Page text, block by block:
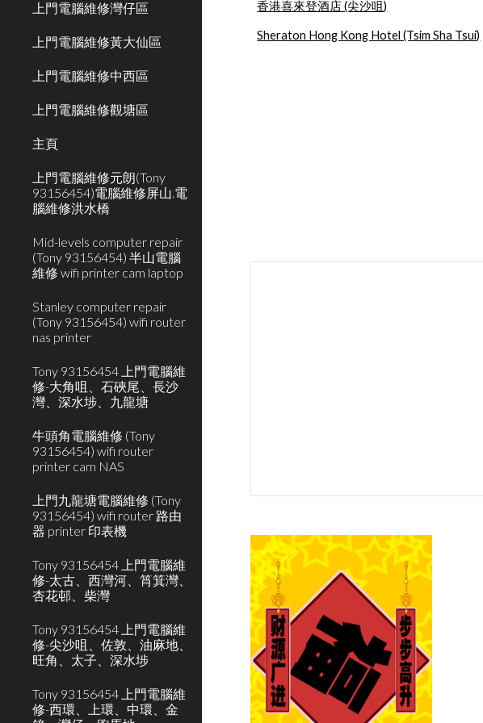
上門電腦維修灣仔區
上門電腦維修黃大仙區
上門電腦維修中西區
上門電腦維修觀塘區
主頁
上門電腦維修元朗(Tony
93156454)電腦維修屏山.電
腦維修洪水橋
Mid-levels computer repair
(Tony 93156454) 半山電腦
維修 wifi printer cam laptop
Stanley computer repair
(Tony 93156454) wifi router
nas printer
Tony 93156454 上門電腦維
修-大角咀、石硤尾、長沙
灣、深水埗、九龍塘
牛頭角電腦維修 (Tony
93156454) wifi router
printer cam NAS
上門九龍塘電腦維修 (Tony
93156454) wifi router 路由
器 printer 印表機
Tony 93156454 上門電腦維
修-太古、西灣河、筲箕灣、
杏花邨、柴灣
Tony 93156454 上門電腦維
修-尖沙咀、佐敦、油麻地、
旺角、太子、深水埗
Tony 93156454 上門電腦維
修-西環、上環、中環、金
香港喜來登酒店 (尖沙咀)
Sheraton Hong Kong Hotel (Tsim Sha Tsui)